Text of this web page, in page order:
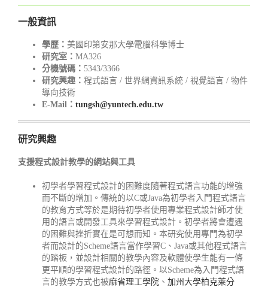
一般資訊
學歷： 美國印第安那大學電腦科學博士
研究室： MA326
分機號碼： 5343/3366
研究興趣： 程式語言 / 世界網資訊系統 / 視覺語言 / 物件
導向技術
E-Mail： tungsh@yuntech.edu.tw
研究興趣
支援程式設計教學的網站與工具
初學者學習程式設計的困難度隨著程式語言功能的增強
而不斷的增加。傳統的以C或Java為初學者入門程式語言
的教育方式等於是期待初學者使用專業程式設計師才使
用的語言或開發工具來學習程式設計。初學者將會遭遇
的困難與挫折實在是可想而知。本研究使用專門為初學
者而設計的Scheme語言當作學習C、Java或其他程式語言
的踏板，並設計相關的教學內容及軟體使學生能有一條
更平順的學習程式設計的路徑。以Scheme為入門程式語
言的教學方式也被麻省理工學院 、 加州大學柏克萊分